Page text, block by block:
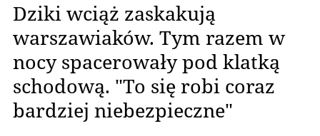
Dziki wciąż zaskakują
warszawiaków. Tym razem w
nocy spacerowały pod klatką
schodową. "To się robi coraz
bardziej niebezpieczne"